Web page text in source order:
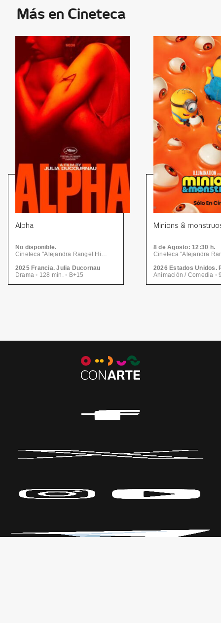
Más en Cineteca
Alpha
No disponible.
Cineteca "Alejandra Rangel Hinojosa" - Centro de las Artes | CONARTE
2025 Francia. Julia Ducornau
Drama • 128 min. • B+15
Minions &
8de Agosto: 12:30 h.
Animación / Comedia •